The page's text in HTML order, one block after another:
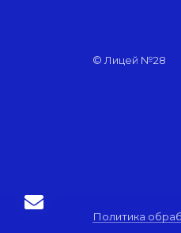
© Лицей №28
Политика